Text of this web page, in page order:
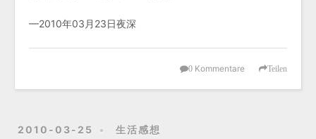
—2010年03月23日夜深
Teilen
0 Kommentare
2010-03-25 生活感想